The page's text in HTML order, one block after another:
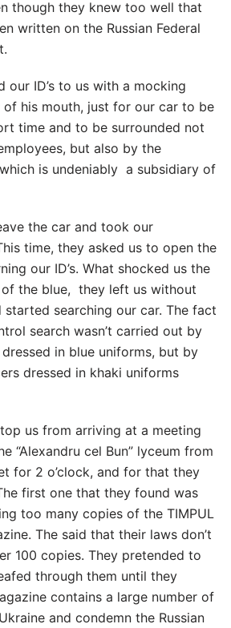
though they knew too well that
written on the Russian Federal
our ID’s to us with a mocking
his mouth, just for our car to be
time and to be surrounded not
but also by the
is undeniably a subsidiary of
the car and took our
time, they asked us to open the
our ID’s. What shocked us the
the blue, they left us without
started searching our car. The fact
search wasn’t carried out by
in blue uniforms, but by
dressed in khaki uniforms
us from arriving at a meeting
“Alexandru cel Bun” lyceum from
for 2 o’clock, and for that they
first one that they found was
too many copies of the TIMPUL
The said that their laws don’t
100 copies. They pretended to
through them until they
contains a large number of
and condemn the Russian